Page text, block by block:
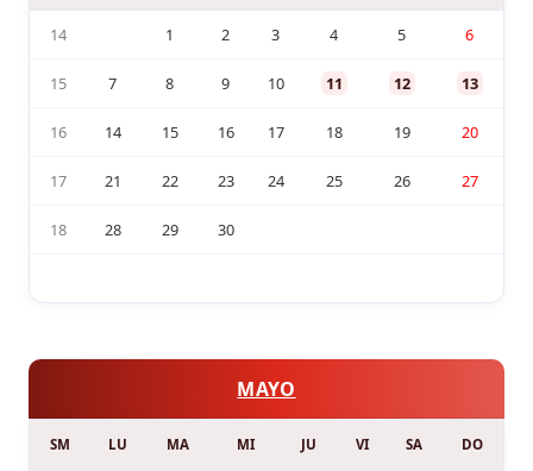
14 1 2 3 4 5 6
15 7 8 9 10 11 12 13
16 14 15 16 17 18 19 20
17 21 22 23 24 25 26 27
18 28 29 30
MAYO
SM LU MA MI JU VI SA DO